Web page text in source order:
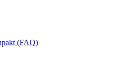
(FAQ)